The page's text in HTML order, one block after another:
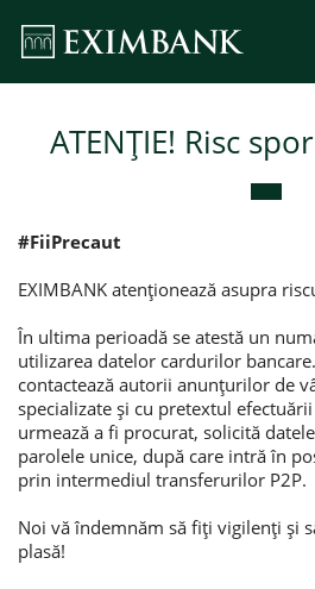
ATENȚIE! Risc
#FiiPrecaut
EXIMBANK atenționează asupra
În ultima perioadă se atestă un
utilizarea datelor cardurilor
contactează autorii anunțurilor de
specializate şi cu pretextul
urmează a fi procurat, solicită
parolele unice, după care intră în
prin intermediul transferurilor P2P.
Noi vă îndemnăm să fiți vigilenți și
plasă!